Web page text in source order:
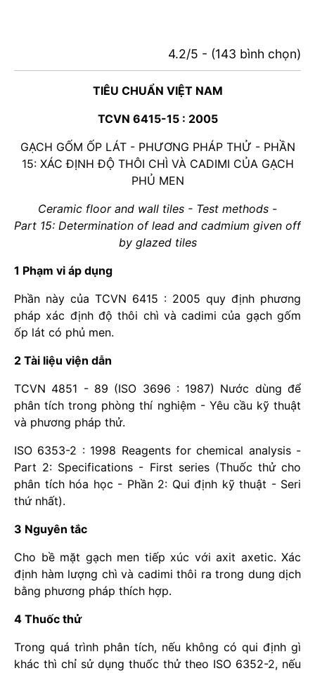
4.2/5 - (143 bình chọn)
TIÊU CHUẨN VIỆT NAM
TCVN 6415-15 : 2005
GẠCH GỐM ỐP LÁT - PHƯƠNG PHÁP THỬ - PHẦN
15: XÁC ĐỊNH ĐỘ THÔI CHÌ VÀ CADIMI CỦA GẠCH
PHỦ MEN
Ceramic floor and wall tiles - Test methods -
Part 15: Determination of lead and cadmium given off
by glazed tiles
1 Phạm vi áp dụng
Phần này của TCVN 6415 : 2005 quy định phương
pháp xác định độ thôi chì và cadimi của gạch gốm
ốp lát có phủ men.
2 Tài liệu viện dẫn
TCVN 4851 - 89 (ISO 3696 : 1987) Nước dùng để
phân tích trong phòng thí nghiệm - Yêu cầu kỹ thuật
và phương pháp thử.
ISO 6353-2 : 1998 Reagents for chemical analysis -
Part 2: Specifications - First series (Thuốc thử cho
phân tích hóa học - Phần 2: Qui định kỹ thuật - Seri
thứ nhất).
3 Nguyên tắc
Cho bề mặt gạch men tiếp xúc với axit axetic. Xác
định hàm lượng chì và cadimi thôi ra trong dung dịch
bằng phương pháp thích hợp.
4 Thuốc thử
Trong quá trình phân tích, nếu không có qui định gì
khác thì chỉ sử dụng thuốc thử theo ISO 6352-2, nếu